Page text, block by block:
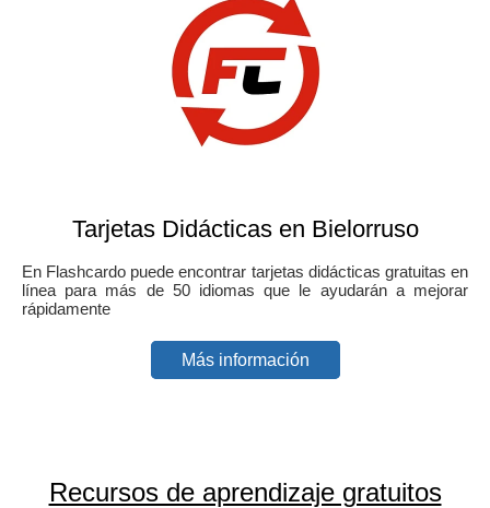
Tarjetas Didácticas en Bielorruso
En Flashcardo puede encontrar tarjetas didácticas gratuitas en
línea para más de 50 idiomas que le ayudarán a mejorar
rápidamente
Más información
Recursos de aprendizaje gratuitos